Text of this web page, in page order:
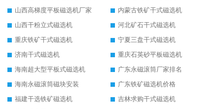
山西高梯度平板磁选机厂家
内蒙古铁矿干式磁选机
山西干粉立式磁选机
河北矿石干式磁选机
重庆铁矿干式磁选机
宁夏三盘干式磁选机
济南干式磁选机
重庆石英砂平板磁选机
海南超大型平板式磁选机
广东永磁滚筒厂家排名
海南永磁滚筒磁块安装
广东铁矿磁选机价格
福建干选铁矿磁选机
吉林求购干式磁选机